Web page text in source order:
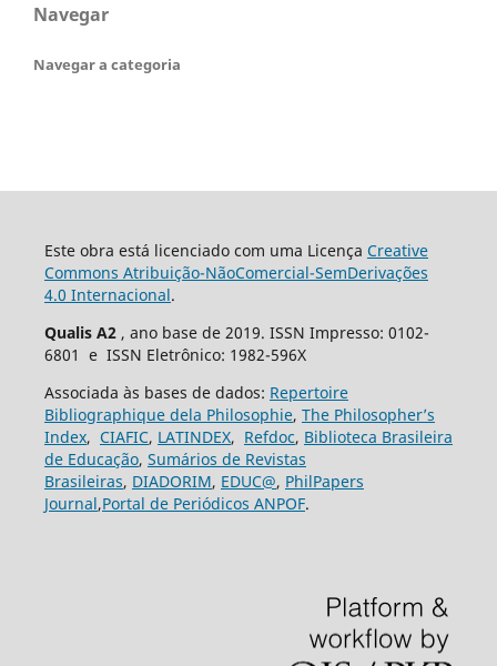
Navegar
Navegar a categoria
Este obra está licenciado com uma Licença Creative
Commons Atribuição-NãoComercial-SemDerivações
4.0 Internacional.
Qualis A2 , ano base de 2019. ISSN Impresso: 0102-
6801 e ISSN Eletrônico: 1982-596X
Associada às bases de dados: Repertoire
Bibliographique dela Philosophie, The Philosopher’s
Index, CIAFIC, LATINDEX, Refdoc, Biblioteca Brasileira
de Educação, Sumários de Revistas
Brasileiras, DIADORIM, EDUC@, PhilPapers
Journal,Portal de Periódicos ANPOF.